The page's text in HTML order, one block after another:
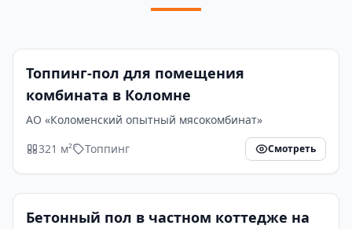
Топпинг-пол для помещения
комбината в Коломне
АО «Коломенский опытный мясокомбинат»
321 м²
Топпинг Смотреть
Бетонный пол в частном коттедже на